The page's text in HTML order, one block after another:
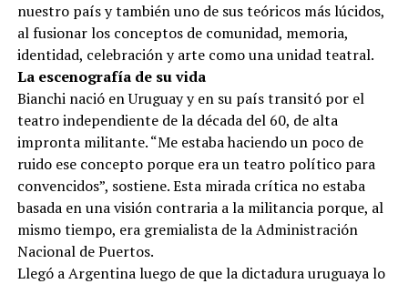
nuestro país y también uno de sus teóricos más lúcidos,
al fusionar los conceptos de comunidad, memoria,
identidad, celebración y arte como una unidad teatral.
La escenografía de su vida
Bianchi nació en Uruguay y en su país transitó por el
teatro independiente de la década del 60, de alta
impronta militante. “Me estaba haciendo un poco de
ruido ese concepto porque era un teatro político para
convencidos”, sostiene. Esta mirada crítica no estaba
basada en una visión contraria a la militancia porque, al
mismo tiempo, era gremialista de la Administración
Nacional de Puertos.
Llegó a Argentina luego de que la dictadura uruguaya lo